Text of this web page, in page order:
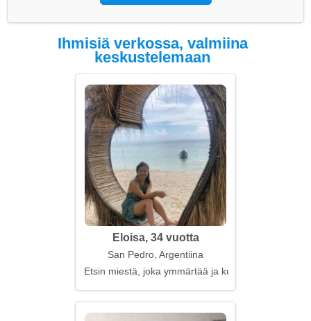
Ihmisiä verkossa, valmiina
keskustelemaan
Eloisa, 34 vuotta
San Pedro, Argentiina
Etsin miestä, joka ymmärtää ja kuuntelee